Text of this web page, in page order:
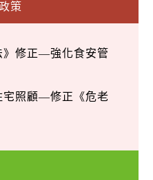
策
》修正—強化食安管
宅照顧—修正《危老